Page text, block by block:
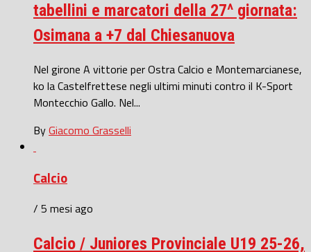
tabellini e marcatori della 27^ giornata:
Osimana a +7 dal Chiesanuova
Nel girone A vittorie per Ostra Calcio e Montemarcianese,
ko la Castelfrettese negli ultimi minuti contro il K-Sport
Montecchio Gallo. Nel...
ByGiacomo Grasselli
Calcio
/ 5 mesi ago
Calcio / Juniores Provinciale U19 25-26,